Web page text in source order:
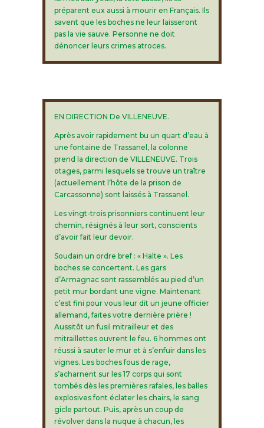
préparent eux aussi à mourir en Français. Ils
savent que les boches ne leur laisseront
pas la vie sauve. Personne ne doit
dénoncer leurs crimes atroces.
EN DIRECTION De VILLENEUVE.
Après avoir rapidement bu un quart d’eau à
une fontaine de Trassanel, la colonne
prend la direction de VILLENEUVE. Trois
otages, parmi lesquels se trouve un traître
(actuellement l’hôte de la prison de
Carcassonne) sont laissés à Trassanel.
Les vingt-trois prisonniers continuent leur
chemin, résignés à leur sort, conscients
d’avoir fait leur devoir.
Soudain un ordre bref : « Halte ». Les
boches se concertent. Les gars
d’Armagnac sont rassemblés au pied d’un
petit mur bordant une vigne. Maintenant
c’est fini pour vous leur dit un jeune officier
allemand, faites votre dernière prière !
Aussitôt un fusil mitrailleur et des
mitraillettes ouvrent le feu. 6 hommes ont
réussi à sauter le mur et à s’enfuir dans les
vignes. Les boches fous de rage,
s’acharnent sur les 17 corps qui sont
tombés dès les premières rafales, les balles
explosives font éclater les chairs, le sang
gicle partout. Puis, après un coup de
révolver dans la nuque à chacun, les